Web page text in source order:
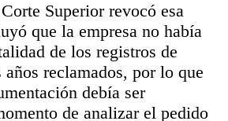
Superior revocó esa
que la empresa no había
de los registros de
reclamados, por lo que
debía ser
de analizar el pedido